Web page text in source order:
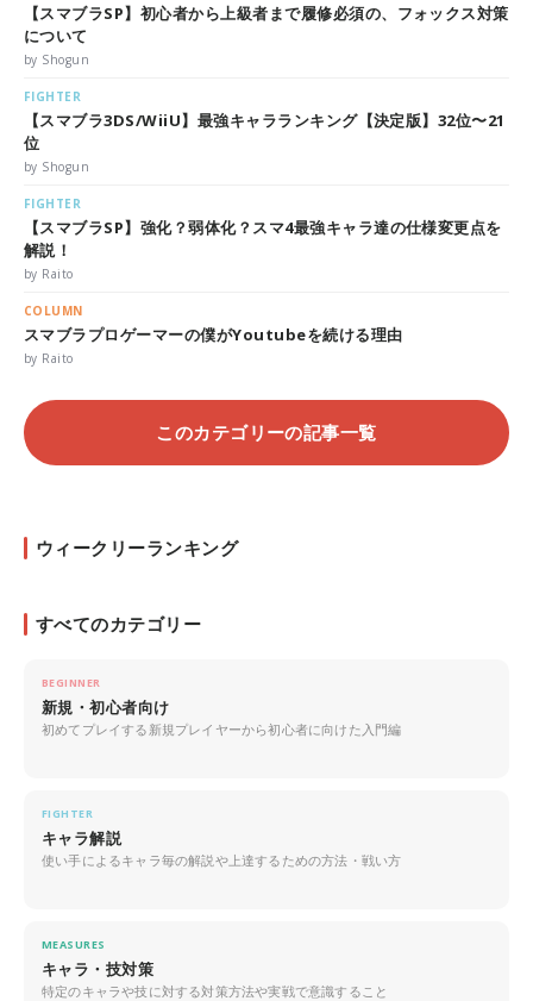
【スマブラSP】初心者から上級者まで履修必須の、フォックス対策
について
by Shogun
FIGHTER
【スマブラ3DS/WiiU】最強キャラランキング【決定版】32位〜21
位
by Shogun
FIGHTER
【スマブラSP】強化？弱体化？スマ4最強キャラ達の仕様変更点を
解説！
by Raito
COLUMN
スマブラプロゲーマーの僕がYoutubeを続ける理由
by Raito
このカテゴリーの記事一覧
ウィークリーランキング
すべてのカテゴリー
BEGINNER
新規・初心者向け
初めてプレイする新規プレイヤーから初心者に向けた入門編
FIGHTER
キャラ解説
使い手によるキャラ毎の解説や上達するための方法・戦い方
MEASURES
キャラ・技対策
特定のキャラや技に対する対策方法や実戦で意識すること